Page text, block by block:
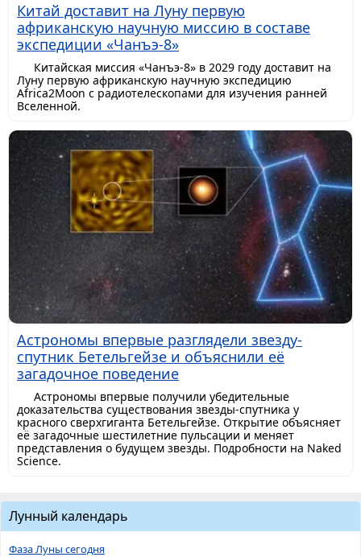
Китай доставит на Луну первую
африканскую научную миссию в составе
экспедиции «Чанъэ-8»
Китайская миссия «Чанъэ-8» в 2029 году доставит на
Луну первую африканскую научную экспедицию
Africa2Moon с радиотелескопами для изучения ранней
Вселенной.
Астрономы впервые разглядели звезду-
спутник Бетельгейзе и объяснили её
загадочное поведение
Астрономы впервые получили убедительные
доказательства существования звезды-спутника у
красного сверхгиганта Бетельгейзе. Открытие объясняет
её загадочные шестилетние пульсации и меняет
представления о будущем звезды. Подробности на Naked
Science.
Лунный календарь
Фаза Луны сегодня